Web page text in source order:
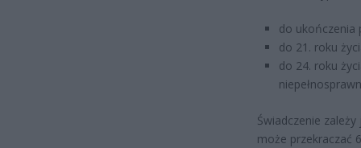
do ukończenia
do 21. roku
do 24. roku
Świadczenie
może przekraczać